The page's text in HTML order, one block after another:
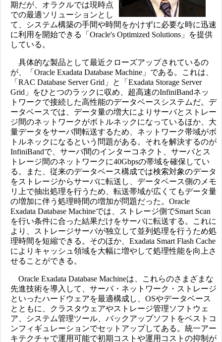
期だが、オラクルでは現時点
での最適ソリューションとし
て、システム構築の手間や時間をかけずに必要な時に迅速
に利用を開始できる「Oracle's Optimized Solutions」を提供
している。
具体的な製品として最近クローズアップされているの
が、「Oracle Exadata Database Machine」である。これは、
「RAC Database Server Grid」と「Exadata Storage Server
Grid」をひとつのラックに収め、超高速のInfiniBandネッ
トワークで接続した高性能のデータベースシステムだ。デ
ータベースでは、データ量の増大によりサーバとストレー
ジ間のネットワークがボトルネックになっているほか、大
量データをサーバ間転送するため、ネットワーク帯域がボ
トルネックになるという問題がある。それを解決するのが
InfiniBandで、サーバ間のインターコネクト、サーバとス
トレージ間のネットワークに40Gbpsの帯域を確保してい
る。また、従来のデータベース構成では検索対象のデータ
をストレージからサーバに転送し、データベース側のメモ
リ上で抽出処理を行うため、転送帯域が広くてもデータ量
の増加に伴う処理時間の増加が問題だった。Oracle
Exadata Database Machineでは、ストレージ側でSmart Scan
を行い条件に合った結果だけをサーバに転送する。これに
より、ストレージサーバが独立して並列処理を行うため処
理時間を短縮できる。そのほか、Exadata Smart Flash Cache
によりキャッシュ領域を大幅に増やして処理性能を向上さ
せることができる。
Oracle Exadata Database Machineは、これらのさまざまな
先進技術を導入して、サーバ・ネットワーク・ストレージ
といったハードウェアを最適構成し、OSやデータベース
とともに、クラスタウェアやストレージ管理ソフトウェ
ア、システム管理ツール、バックアップソフトをベストコ
ンフィギュレーションでセットアップしてある。統一アー
キテクチャで運用可能で初期コストや運用コストの抑制が